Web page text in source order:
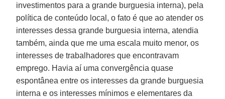
investimentos para a grande burguesia interna), pela
política de conteúdo local, o fato é que ao atender os
interesses dessa grande burguesia interna, atendia
também, ainda que me uma escala muito menor, os
interesses de trabalhadores que encontravam
emprego. Havia aí uma convergência quase
espontânea entre os interesses da grande burguesia
interna e os interesses mínimos e elementares da